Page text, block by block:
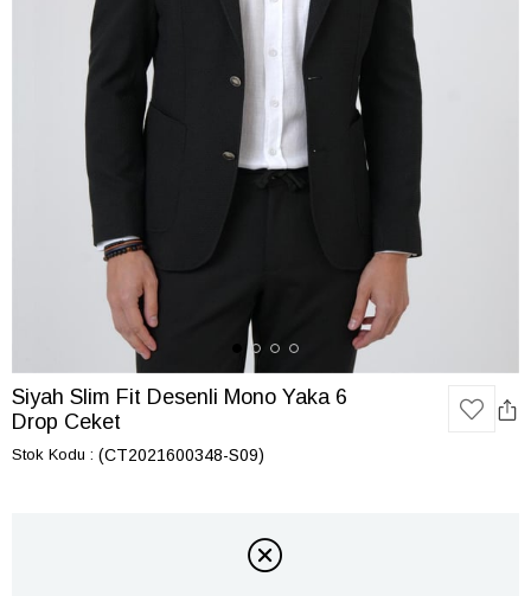
Siyah Slim Fit Desenli Mono Yaka 6
Drop Ceket
Stok Kodu (CT2021600348-S09)